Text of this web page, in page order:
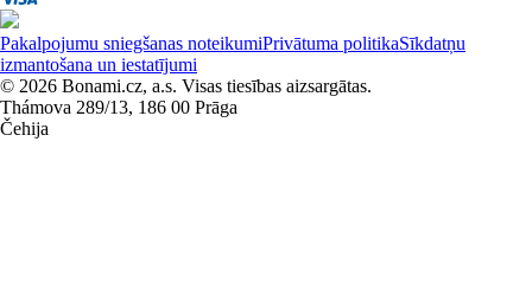
Pakalpojumu sniegšanas noteikumiPrivātuma politikaSīkdatņu
izmantošana un iestatījumi
© 2026 Bonami.cz, a.s. Visas tiesības aizsargātas.
Thámova 289/13, 186 00 Prāga
Čehija